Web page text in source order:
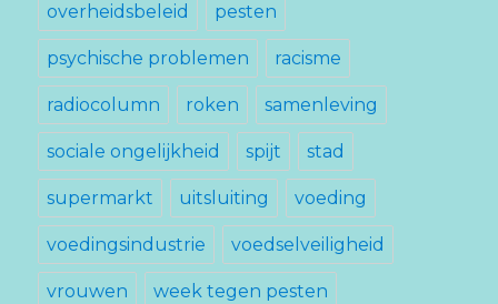
overheidsbeleid pesten
psychische problemen racisme
radiocolumn roken samenleving
sociale ongelijkheid spijt stad
supermarkt uitsluiting voeding
voedingsindustrie voedselveiligheid
vrouwen week tegen pesten